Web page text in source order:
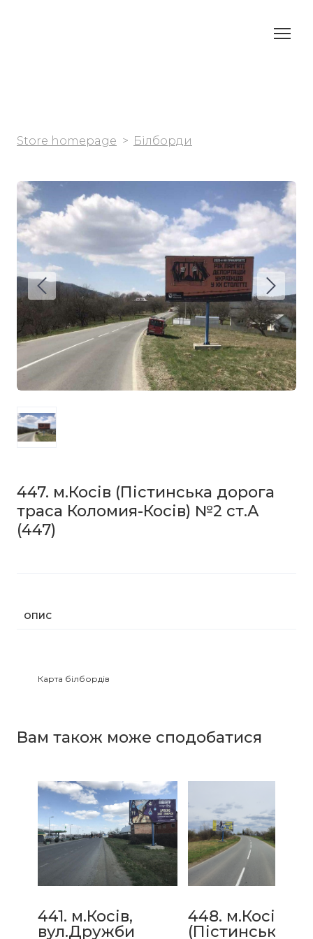
Store homepage Білборди
447. м.Косів (Пістинська дорога
траса Коломия-Косів) №2 ст.А
(447)
ОПИС
Карта білбордів
Вам також може сподобатися
441. м.Косів,
вул.Дружби
448. м.Косів
(Пістинська